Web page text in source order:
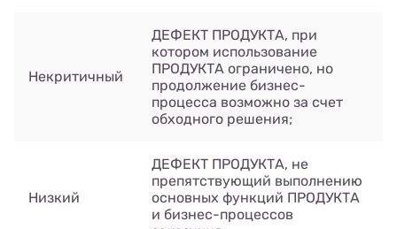
Некритичный
ДЕФЕКТ ПРОДУКТА, при
котором использование
ПРОДУКТА ограничено, но
продолжение бизнес-
процесса возможно за счет
обходного решения;
Низкий
ДЕФЕКТ ПРОДУКТА, не
препятствующий выполнению
основных функций ПРОДУКТА
и бизнес-процессов